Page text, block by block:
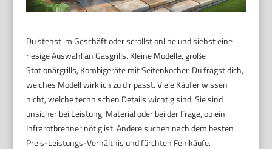
Du stehst im Geschäft oder scrollst online und siehst eine
riesige Auswahl an Gasgrills. Kleine Modelle, große
Stationärgrills, Kombigeräte mit Seitenkocher. Du fragst dich,
welches Modell wirklich zu dir passt. Viele Käufer wissen
nicht, welche technischen Details wichtig sind. Sie sind
unsicher bei Leistung, Material oder bei der Frage, ob ein
Infrarotbrenner nötig ist. Andere suchen nach dem besten
Preis-Leistungs-Verhältnis und fürchten Fehlkäufe.